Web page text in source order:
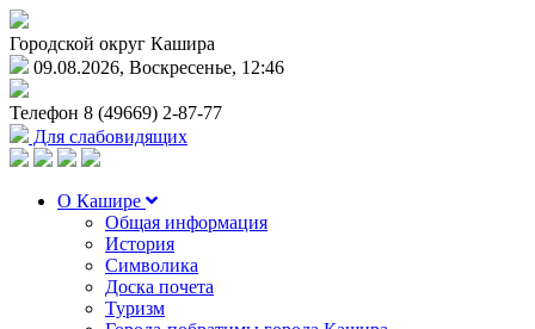
Городской округ Кашира
09.08.2026, Воскресенье, 12:46
Телефон 8 (49669) 2-87-77
Для слабовидящих
О Кашире
Общая информация
История
Символика
Доска почета
Туризм